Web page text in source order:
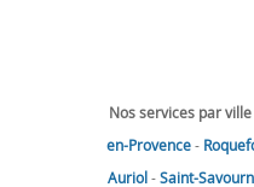
Nos services par ville
en-Provence-
Auriol-Saint-